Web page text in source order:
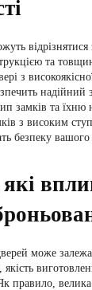
відрізнятися
та
з
надійний
замків та їхню
з високим
безпеку
може
якість
правило,